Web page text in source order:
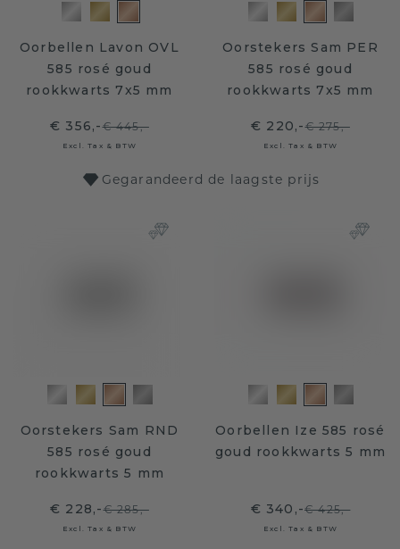
Oorbellen Lavon OVL
585 rosé goud
rookkwarts 7x5 mm
€ 356,-€ 445,-
Excl. Tax & BTW
Oorstekers Sam PER
585 rosé goud
rookkwarts 7x5 mm
€ 220,-€ 275,-
Excl. Tax & BTW
Gegarandeerd de laagste prijs
Oorstekers Sam RND
585 rosé goud
rookkwarts 5 mm
€ 228,-€ 285,-
Excl. Tax & BTW
Oorbellen Ize 585 rosé
goud rookkwarts 5 mm
€ 340,-€ 425,-
Excl. Tax & BTW